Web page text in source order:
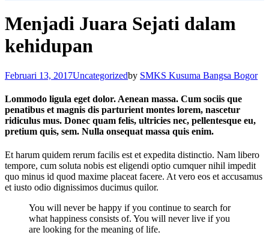
Menjadi Juara Sejati dalam
kehidupan
Februari 13, 2017Uncategorizedby SMKS Kusuma Bangsa Bogor
Lommodo ligula eget dolor. Aenean massa. Cum sociis que
penatibus et magnis dis parturient montes lorem, nascetur
ridiculus mus. Donec quam felis, ultricies nec, pellentesque eu,
pretium quis, sem. Nulla onsequat massa quis enim.
Et harum quidem rerum facilis est et expedita distinctio. Nam libero
tempore, cum soluta nobis est eligendi optio cumquer nihil impedit
quo minus id quod maxime placeat facere. At vero eos et accusamus
et iusto odio dignissimos ducimus quilor.
You will never be happy if you continue to search for
what happiness consists of. You will never live if you
are looking for the meaning of life.